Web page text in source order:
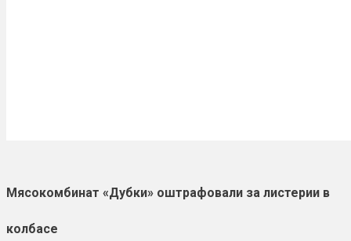
Мясокомбинат «Дубки» оштрафовали за листерии в
колбасе